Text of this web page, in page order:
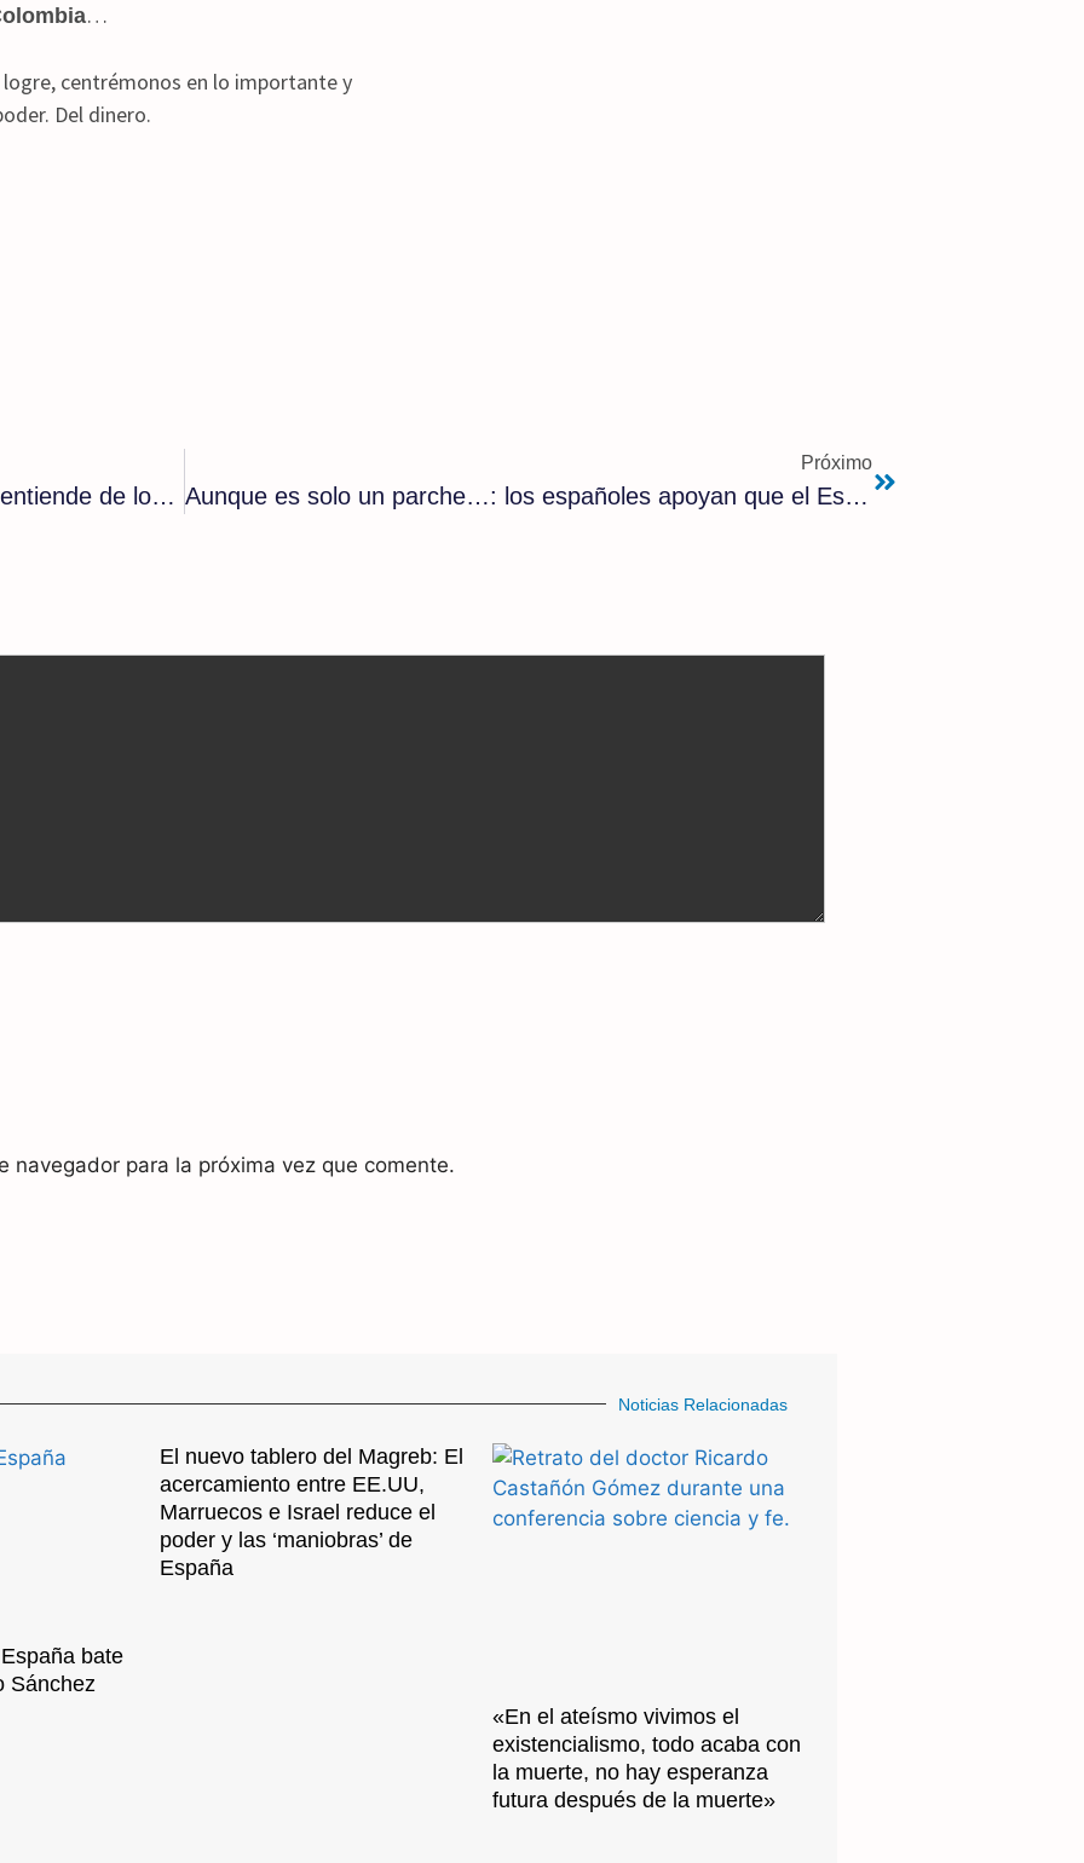
…
logre, centrémonos en lo importante y
Del dinero.
El fundamentalismo trans del Gobierno: se desentiende de los controles internacionales que eliminan los fraudes en deportistas hombres transgéneros
Próximo
Aunque es solo un parche…: los españoles apoyan que el Estado recupere competencias de las CCAA
para la próxima vez que comente.
Noticias Relacionadas
bate
Sánchez
El nuevo tablero del Magreb: El
acercamiento entre EE.UU,
Marruecos e Israel reduce el
poder y las ‘maniobras’ de
España
«En el ateísmo vivimos el
existencialismo, todo acaba con
la muerte, no hay esperanza
futura después de la muerte»